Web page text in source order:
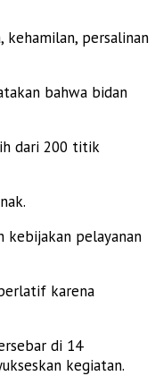
kehamilan, persalinan
bahwa bidan
dari 200 titik
kebijakan pelayanan
karena
di 14
kegiatan.